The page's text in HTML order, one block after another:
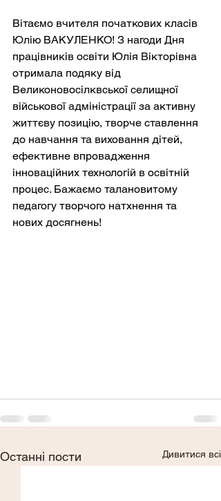
Вітаємо вчителя початкових класів
Юлію ВАКУЛЕНКО! З нагоди Дня
працівників освіти Юлія Вікторівна
отримала подяку від
Великоновосілквської селищної
військової адміністрації за активну
життєву позицію, творче ставлення
до навчання та виховання дітей,
ефективне впровадження
інноваційних технологій в освітній
процес. Бажаємо талановитому
педагогу творчого натхнення та
нових досягнень!
Останні пости Дивитися всі